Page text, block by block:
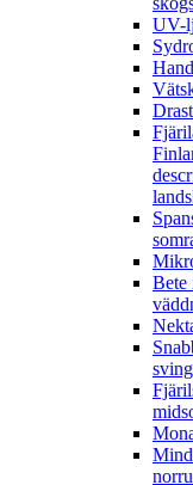
UV-
Bete